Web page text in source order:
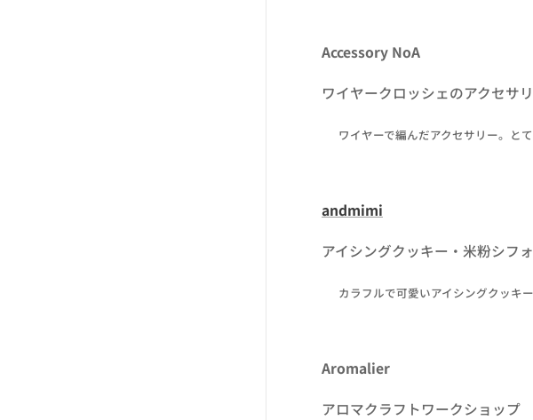
Accessory NoA
ワイヤークロッシェのアクセサ
✒ ワイヤーで編んだアクセサリー。と
andmimi
アイシングクッキー・米粉シフ
✒ カラフルで可愛いアイシングクッキ
Aromalier
アロマクラフトワークショップ